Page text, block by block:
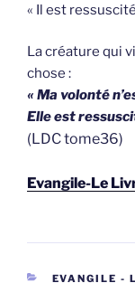
« Il est
La créature qui
chose :
« Ma volonté
Elle est
(LDC tome36)
Evangile-Le
EVANGILE -